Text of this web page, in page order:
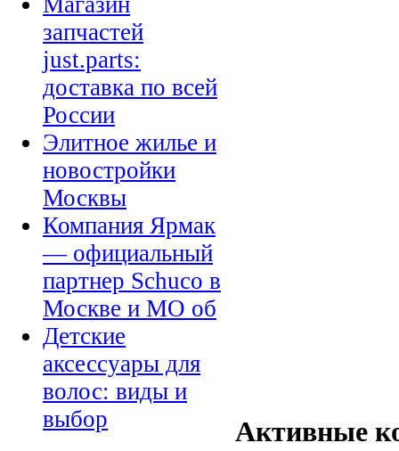
запчастей
just.parts:
доставка по всей
России
Элитное жилье и
новостройки
Москвы
Компания Ярмак
— официальный
партнер Schuco в
Москве и МО об
Детские
аксессуары для
волос: виды и
выбор
Активные